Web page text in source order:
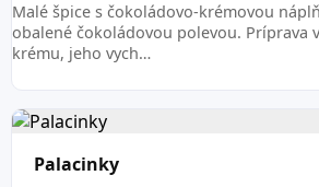
Malé špice s čokoládovo-krémovou
obalené čokoládovou polevou. Príprava
krému, jeho vych…
Palacinky